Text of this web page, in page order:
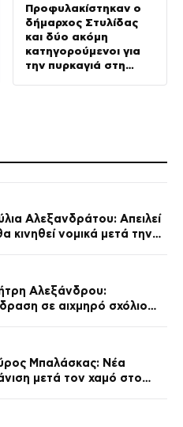
Προφυλακίστηκαν ο
δήμαρχος Στυλίδας
και δύο ακόμη
κατηγορούμενοι για
την πυρκαγιά στη
Αλεξανδράτου: Απειλεί
κινηθεί νομικά μετά την
Αλεξάνδρου:
σε αιχμηρό σχόλιο
Μπαλάσκας: Νέα
μετά τον χαμό στο